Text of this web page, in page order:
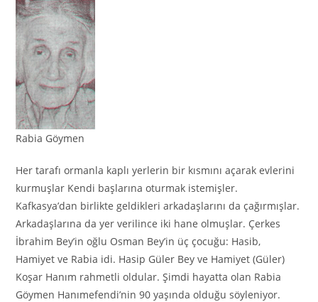
Rabia Göymen
Her tarafı ormanla kaplı yerlerin bir kısmını açarak evlerini
kurmuşlar Kendi başlarına oturmak istemişler.
Kafkasya’dan birlikte geldikleri arkadaşlarını da çağırmışlar.
Arkadaşlarına da yer verilince iki hane olmuşlar. Çerkes
İbrahim Bey’in oğlu Osman Bey’in üç çocuğu: Hasib,
Hamiyet ve Rabia idi. Hasip Güler Bey ve Hamiyet (Güler)
Koşar Hanım rahmetli oldular. Şimdi hayatta olan Rabia
Göymen Hanımefendi’nin 90 yaşında olduğu söyleniyor.